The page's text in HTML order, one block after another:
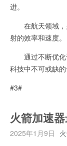
进。
在航天领域，
射的效率和速度。
通过不断优化
科技中不可或缺的
#3#
火箭加速
2025年1月9日